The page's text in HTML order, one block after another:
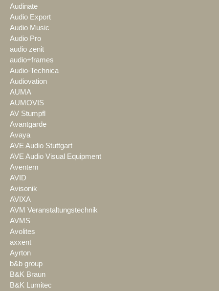
Audinate
Audio Export
Audio Music
Audio Pro
audio zenit
audio+frames
Audio-Technica
Audiovation
AUMA
AUMOVIS
AV Stumpfl
Avantgarde
Avaya
AVE Audio Stuttgart
AVE Audio Visual Equipment
Aventem
AVID
Avisonik
AVIXA
AVM Veranstaltungstechnik
AVMS
Avolites
axxent
Ayrton
b&b group
B&K Braun
B&K Lumitec